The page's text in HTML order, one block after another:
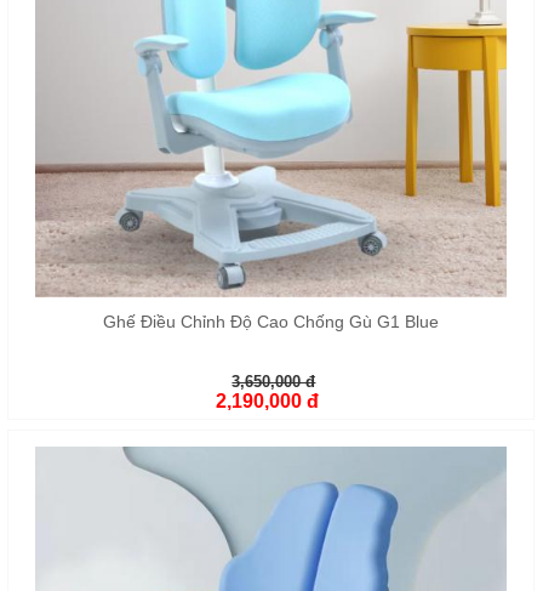
Ghế Điều Chỉnh Độ Cao Chống Gù G1 Blue
3,650,000 đ
2,190,000 đ